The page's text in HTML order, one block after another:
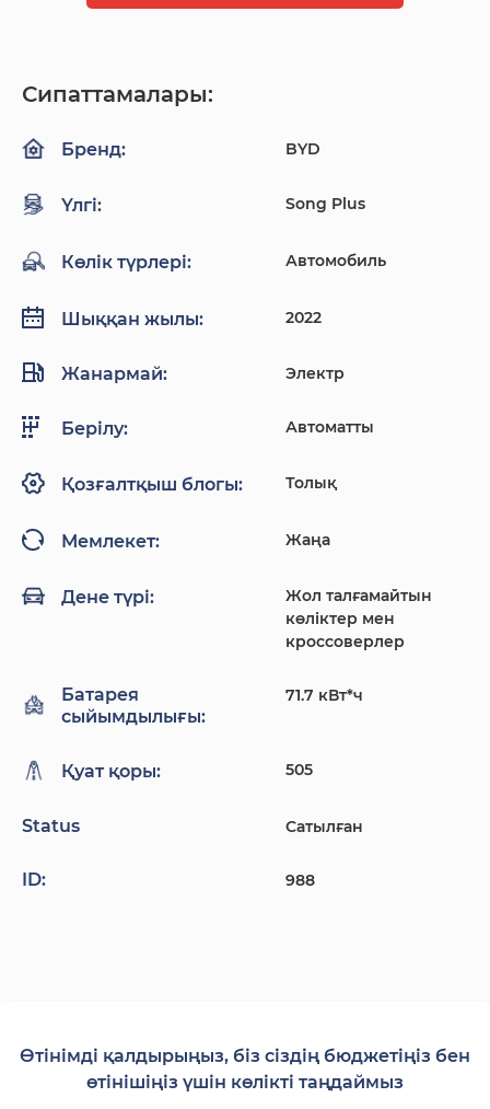
Сипаттамалары:
Бренд: BYD
Үлгі: Song Plus
Көлік түрлері: Автомобиль
Шыққан жылы: 2022
Жанармай: Электр
Берілу: Автоматты
Қозғалтқыш блогы: Толық
Мемлекет: Жаңа
Дене түрі:
Жол талғамайтын
көліктер мен
кроссоверлер
Батарея
сыйымдылығы:
71.7 кВт*ч
Қуат қоры: 505
Status Сатылған
ID: 988
Өтінімді қалдырыңыз, біз сіздің бюджетіңіз бен
өтінішіңіз үшін көлікті таңдаймыз